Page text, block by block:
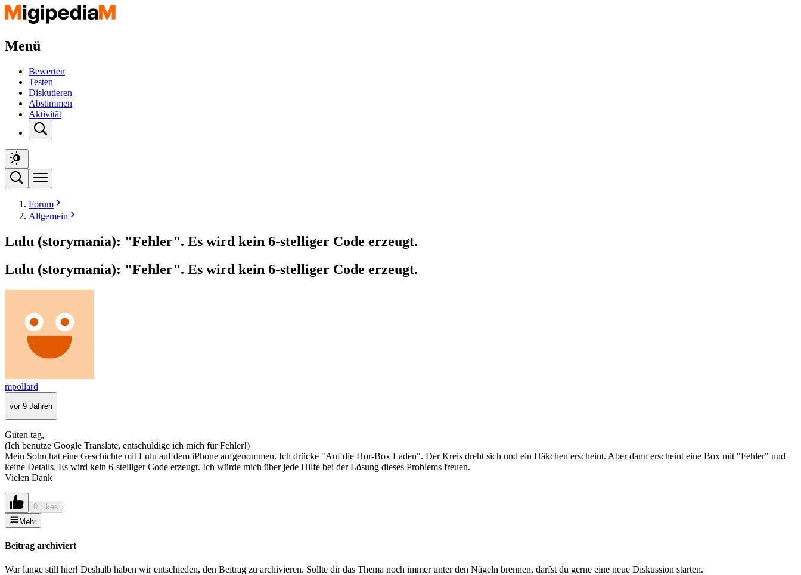
Menü
Bewerten
Testen
Diskutieren
Abstimmen
Aktivität
Forum
Allgemein
Lulu (storymania): "Fehler". Es wird kein 6-stelliger Code erzeugt.
Lulu (storymania): "Fehler". Es wird kein 6-stelliger Code erzeugt.
mpollard
vor 9 Jahren
Guten tag,
(Ich benutze Google Translate, entschuldige ich mich für Fehler!)
Mein Sohn hat eine Geschichte mit Lulu auf dem iPhone aufgenommen. Ich drücke "Auf die Hor-Box Laden". Der Kreis dreht sich und ein Häkchen erscheint. Aber dann erscheint eine Box mit "Fehler" und
keine Details. Es wird kein 6-stelliger Code erzeugt. Ich würde mich über jede Hilfe bei der Lösung dieses Problems freuen.
Vielen Dank
0 Likes
Mehr
Beitrag archiviert
War lange still hier! Deshalb haben wir entschieden, den Beitrag zu archivieren. Sollte dir das Thema noch immer unter den Nägeln brennen, darfst du gerne eine neue Diskussion starten.